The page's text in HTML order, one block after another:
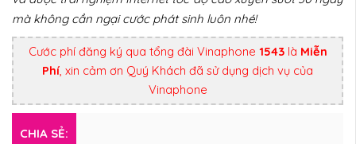
mà không cần ngại cước phát sinh luôn nhé!
Cước phí đăng ký qua tổng đài Vinaphone 1543là Miễn
Phí, xin cảm ơn Quý Khách đã sử dụng dịch vụ của
Vinaphone
CHIA SẺ: